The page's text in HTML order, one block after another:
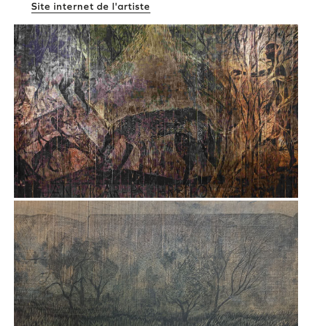
Site internet de l'artiste